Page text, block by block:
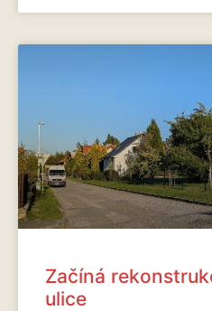
Začíná
ulice